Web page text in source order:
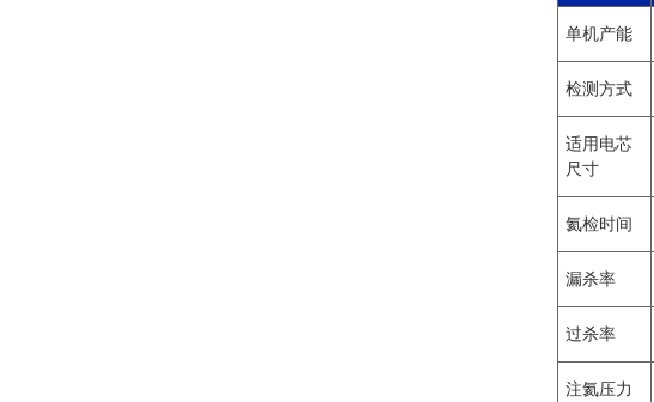
单机产能
检测方式
适用电芯
尺寸
氦检时间
漏杀率
过杀率
注氦压力